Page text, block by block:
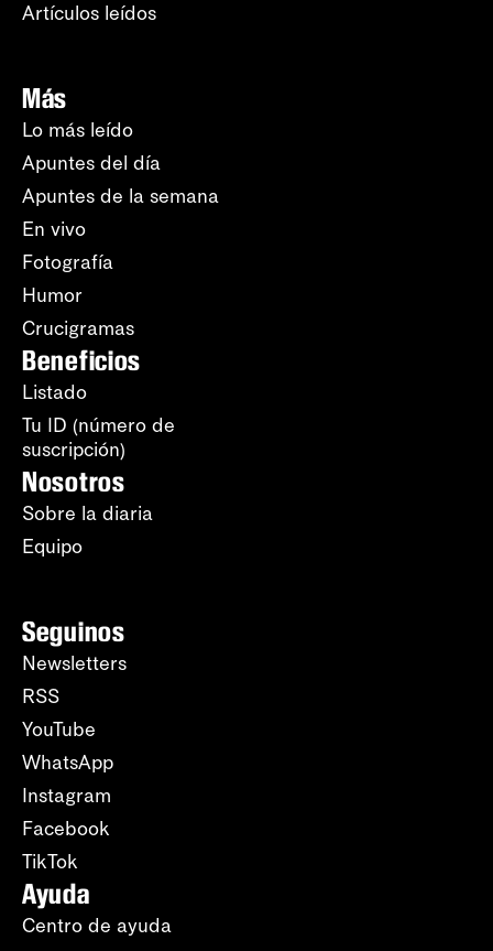
Artículos leídos
Más
Lo más leído
Apuntes del día
Apuntes de la semana
En vivo
Fotografía
Humor
Crucigramas
Beneficios
Listado
Tu ID (número de
suscripción)
Nosotros
Sobre la diaria
Equipo
Seguinos
Newsletters
RSS
YouTube
WhatsApp
Instagram
Facebook
TikTok
Ayuda
Centro de ayuda